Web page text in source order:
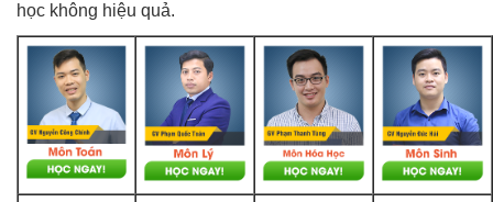
học không hiệu quả.